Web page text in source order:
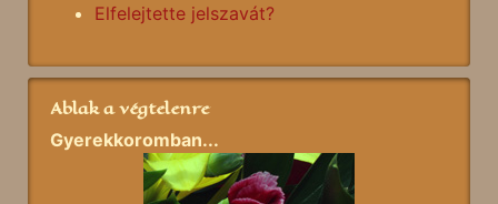
Elfelejtette jelszavát?
Ablak a végtelenre
Gyerekkoromban...